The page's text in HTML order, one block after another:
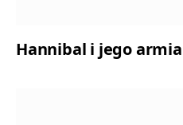
Hannibal i jego armia